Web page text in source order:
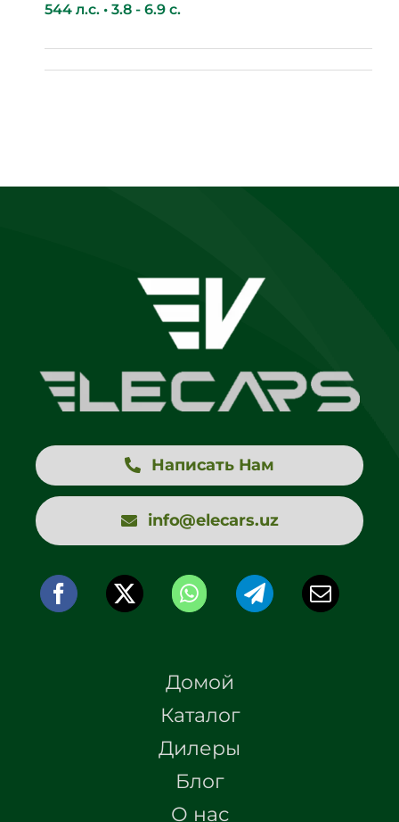
Zeekr 001
544 л.с. • 3.8 - 6.9 с.
Написать Нам
info@elecars.uz
Домой
Каталог
Дилеры
Блог
О нас